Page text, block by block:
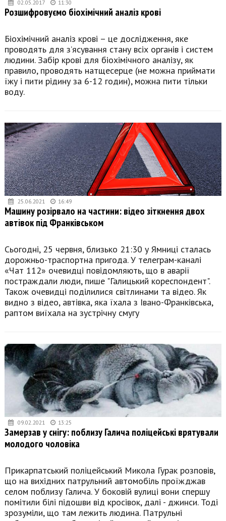
02.05.2017 11:30
Розшифровуємо біохімічний аналіз крові
Біохімічний аналіз крові – це дослідження, яке
проводять для з’ясування стану всіх органів і систем
людини. Забір крові для біохімічного аналізу, як
правило, проводять натщесерце (не можна приймати
їжу і пити рідину за 6-12 годин), можна пити тільки
воду.
25.06.2021 16:49
Машину розірвало на частини: відео зіткнення двох
автівок під Франківськом
Сьогодні, 25 червня, близько 21:30 у Ямниці сталась
дорожньо-траспортна пригода. У телеграм-каналі
«Чат 112» очевидці повідомляють, що в аварії
постраждали люди, пише "Галицький кореспондент".
Також очевидці поділилися світлинами та відео. Як
видно з відео, автівка, яка їхала з Івано-Франківська,
раптом виїхала на зустрічну смугу
09.02.2021 13:25
Замерзав у снігу: поблизу Галича поліцейські врятували
молодого чоловіка
Прикарпатський поліцейський Микола Гурак розповів,
що на вихідних патрульний автомобіль проїжджав
селом поблизу Галича. У боковій вулиці вони спершу
помітили білі підошви від кросівок, далі - джинси. Тоді
зрозуміли, що там лежить людина. Патрульні